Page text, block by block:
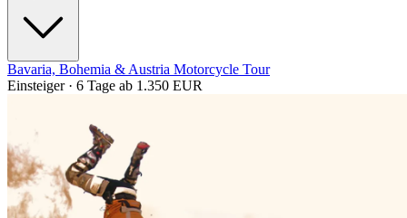
Bavaria, Bohemia & Austria Motorcycle Tour
Einsteiger · 6 Tage ab 1.350 EUR